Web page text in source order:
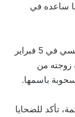
مما ساعده في
وعقب تزايد الشكاوى ضده، تم اعتقال المتهم الرئيسي في 5 فبراير
زوجته من
باسمها.
تأكد للضحايا